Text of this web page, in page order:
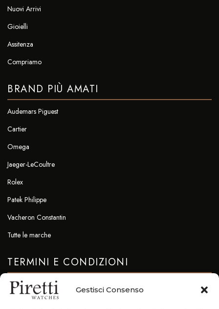
Gestisci Consenso
Nuovi Arrivi
Gioielli
Assitenza
Compriamo
BRAND PIÙ AMATI
Audemars Piguest
Cartier
Omega
Jaeger-LeCoultre
Rolex
Patek Philippe
Vacheron Constantin
Tutte le marche
TERMINI E CONDIZIONI
Privacy & Cookie Policy